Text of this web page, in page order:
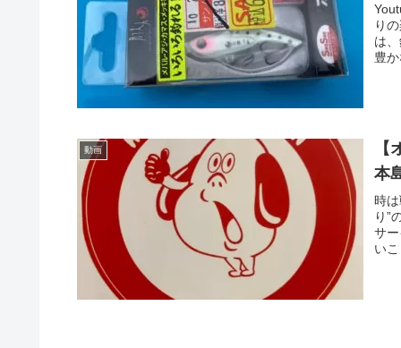
り
は
豊
動画
本
時
り”
サ
い